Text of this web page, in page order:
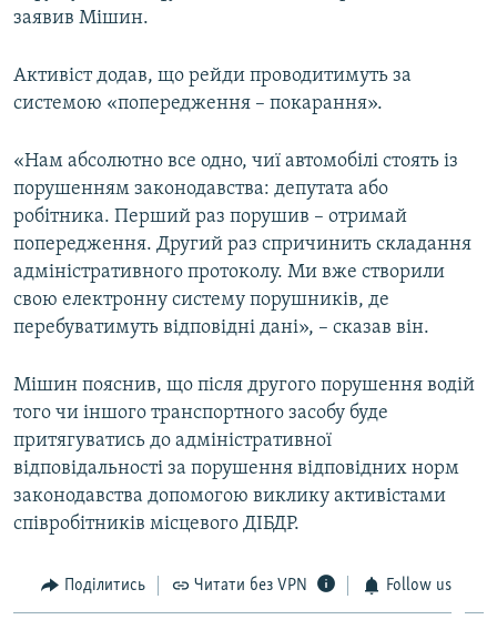
заявив Мішин.
Активіст додав, що рейди проводитимуть за
системою «попередження – покарання».
«Нам абсолютно все одно, чиї автомобілі стоять із
порушенням законодавства: депутата або
робітника. Перший раз порушив – отримай
попередження. Другий раз спричинить складання
адміністративного протоколу. Ми вже створили
свою електронну систему порушників, де
перебуватимуть відповідні дані», – сказав він.
Мішин пояснив, що після другого порушення водій
того чи іншого транспортного засобу буде
притягуватись до адміністративної
відповідальності за порушення відповідних норм
законодавства допомогою виклику активістами
співробітників місцевого ДІБДР.
Поділитись Читати без VPN Follow us